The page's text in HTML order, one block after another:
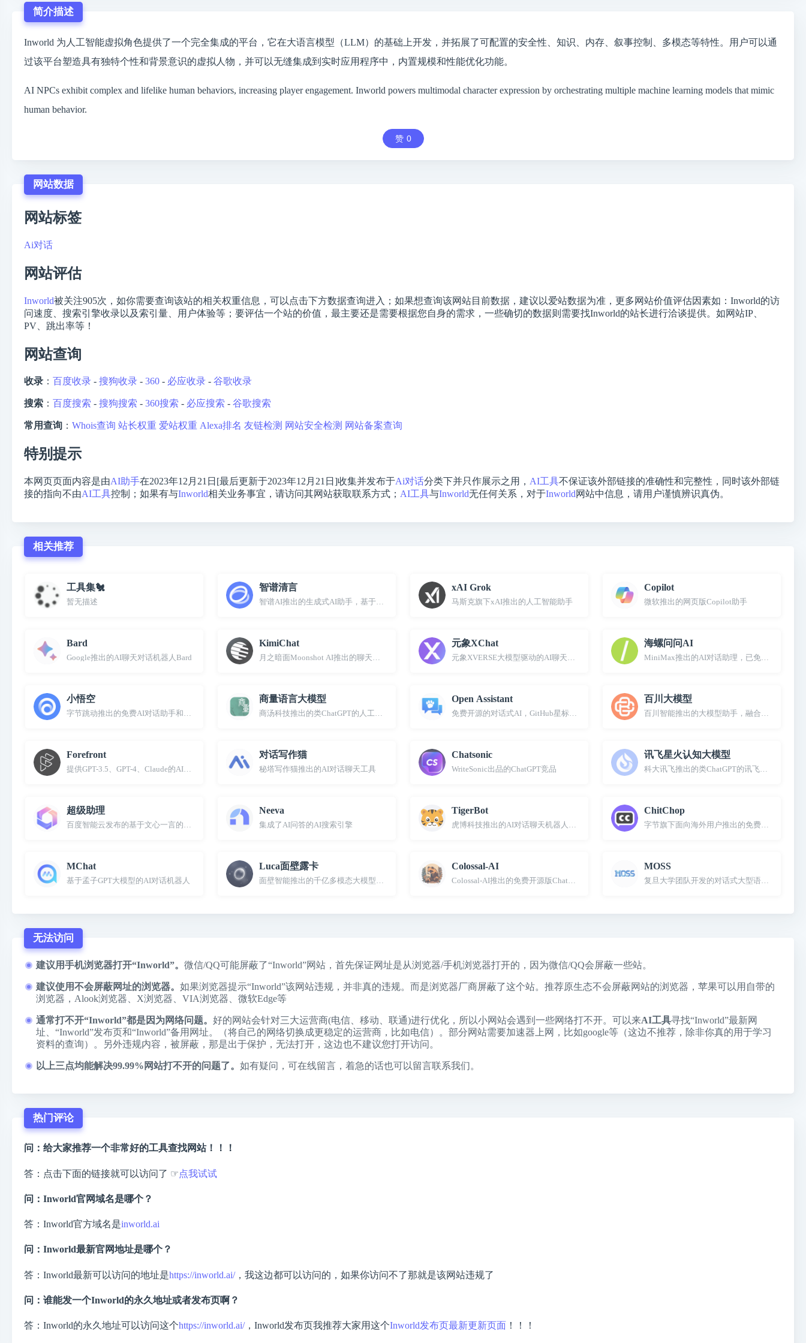
简介描述
Inworld 为人工智能虚拟角色提供了一个完全集成的平台，它在大语言模型（LLM）的基础上开发，并拓展了可配置的安全性、知识、内存、叙事控制、多模态等特性。用户可以通
过该平台塑造具有独特个性和背景意识的虚拟人物，并可以无缝集成到实时应用程序中，内置规模和性能优化功能。
AI NPCs exhibit complex and lifelike human behaviors, increasing player engagement. Inworld powers multimodal character expression by orchestrating multiple machine learning models that mimic
human behavior.
赞 0
网站数据
网站标签
Ai对话
网站评估
Inworld被关注905次，如你需要查询该站的相关权重信息，可以点击下方数据查询进入；如果想查询该网站目前数据，建议以爱站数据为准，更多网站价值评估因素如：Inworld的访
问速度、搜索引擎收录以及索引量、用户体验等；要评估一个站的价值，最主要还是需要根据您自身的需求，一些确切的数据则需要找Inworld的站长进行洽谈提供。如网站IP、
PV、跳出率等！
网站查询
收录 ： 百度收录 - 搜狗收录 - 360 - 必应收录 - 谷歌收录
搜索 ： 百度搜索 - 搜狗搜索 - 360搜索 - 必应搜索 - 谷歌搜索
常用查询 ： Whois查询 站长权重 爱站权重 Alexa排名 友链检测 网站安全检测 网站备案查询
特别提示
本网页页面内容是由AI助手在2023年12月21日[最后更新于2023年12月21日]收集并发布于Ai对话分类下并只作展示之用， AI工具不保证该外部链接的准确性和完整性，同时该外部链
接的指向不由AI工具控制；如果有与Inworld相关业务事宜，请访问其网站获取联系方式； AI工具与Inworld无任何关系，对于Inworld网站中信息，请用户谨慎辨识真伪。
相关推荐
工具集🐔
暂无描述
智谱清言
智谱AI推出的生成式AI助手，基于ChatGLM 2
xAI Grok
马斯克旗下xAI推出的人工智能助手
Copilot
微软推出的网页版Copilot助手
‎Bard
Google推出的AI聊天对话机器人Bard
KimiChat
月之暗面Moonshot AI推出的聊天机器人
元象XChat
元象XVERSE大模型驱动的AI聊天助手
海螺问问AI
MiniMax推出的AI对话助理，已免费开放
小悟空
字节跳动推出的免费AI对话助手和个人助理
商量语言大模型
商汤科技推出的类ChatGPT的人工智能大语言模型
Open Assistant
免费开源的对话式AI，GitHub星标超3万
百川大模型
百川智能推出的大模型助手，融合了意图理解
Forefront
提供GPT-3.5、GPT-4、Claude的AI聊天机器人
对话写作猫
秘塔写作猫推出的AI对话聊天工具
Chatsonic
WriteSonic出品的ChatGPT竞品
讯飞星火认知大模型
科大讯飞推出的类ChatGPT的讯飞星火认知大
超级助理
百度智能云发布的基于文心一言的AI原生应用和Copilot“超级助理”
Neeva
集成了AI问答的AI搜索引擎
TigerBot
虎博科技推出的AI对话聊天机器人，基于TigerBot开源大模型
ChitChop
字节旗下面向海外用户推出的免费大模型产品
MChat
基于孟子GPT大模型的AI对话机器人
Luca面壁露卡
面壁智能推出的千亿多模态大模型免费智能对话助手
Colossal-AI
Colossal-AI推出的免费开源版ChatGPT聊天机器人替代品
MOSS
复旦大学团队开发的对话式大型语言模型
无法访问
建议用手机浏览器打开“Inworld”。 微信/QQ可能屏蔽了“Inworld”网站，首先保证网址是从浏览器/手机浏览器打开的，因为微信/QQ会屏蔽一些站。
建议使用不会屏蔽网址的浏览器。 如果浏览器提示“Inworld”该网站违规，并非真的违规。而是浏览器厂商屏蔽了这个站。推荐原生态不会屏蔽网站的浏览器，苹果可以用自带的
浏览器， Alook浏览器 X浏览器 VIA浏览器 微软Edge等
通常打不开“Inworld”都是因为网络问题。 好的网站会针对三大运营商(电信、移动、联通)进行优化，所以小网站会遇到一些网络打不开。可以来AI工具寻找“Inworld”最新网
址、“Inworld”发布页和“Inworld”备用网址。（将自己的网络切换成更稳定的运营商，比如电信）。部分网站需要加速器上网，比如google等（这边不推荐，除非你真的用于学习
资料的查询）。另外违规内容，被屏蔽，那是出于保护，无法打开，这边也不建议您打开访问。
以上三点均能解决99.99%网站打不开的问题了。 如有疑问，可在线留言，着急的话也可以留言联系我们。
热门评论
问：给大家推荐一个非常好的工具查找网站！！！
答：点击下面的链接就可以访问了 ☞点我试试
问：Inworld官网域名是哪个？
答：Inworld官方域名是inworld.ai
问：Inworld最新官网地址是哪个？
答：Inworld最新可以访问的地址是https://inworld.ai/，我这边都可以访问的，如果你访问不了那就是该网站违规了
问：谁能发一个Inworld的永久地址或者发布页啊？
答：Inworld的永久地址可以访问这个https://inworld.ai/，Inworld发布页我推荐大家用这个Inworld发布页最新更新页面 ！！！